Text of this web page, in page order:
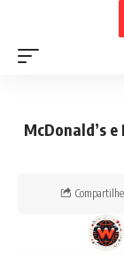
McDonald’s
Compartilhe